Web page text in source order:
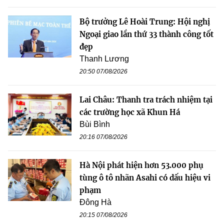
Bộ trưởng Lê Hoài Trung: Hội nghị
Ngoại giao lần thứ 33 thành công tốt
đẹp
Thanh Lương
20:50 07/08/2026
Lai Châu: Thanh tra trách nhiệm tại
các trường học xã Khun Há
Bùi Bình
20:16 07/08/2026
Hà Nội phát hiện hơn 53.000 phụ
tùng ô tô nhãn Asahi có dấu hiệu vi
phạm
Đông Hà
20:15 07/08/2026